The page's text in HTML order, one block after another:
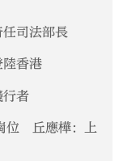
任司法部長
香港
行者
位 丘應樺：上